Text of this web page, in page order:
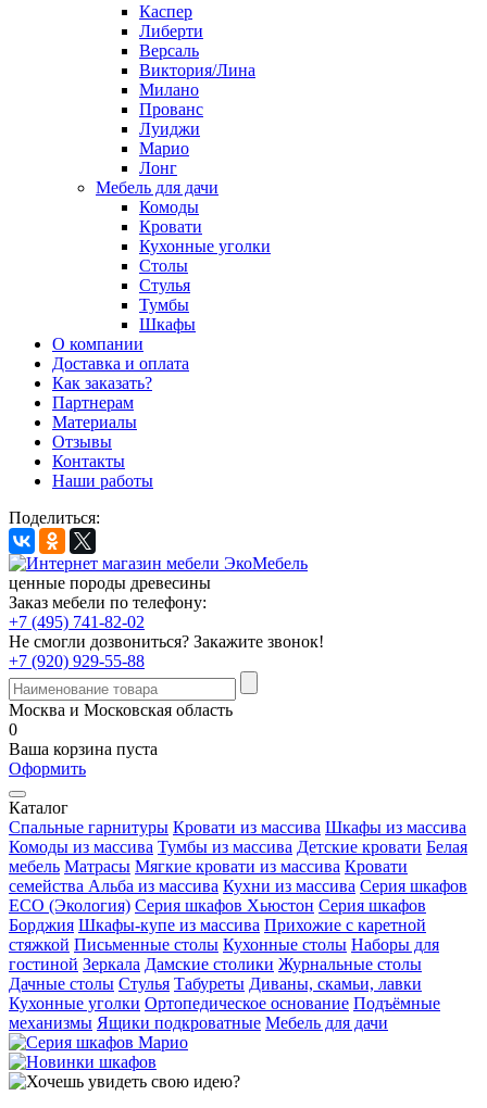
Каспер
Либерти
Версаль
Виктория/Лина
Милано
Прованс
Луиджи
Марио
Лонг
Мебель для дачи
Комоды
Кровати
Кухонные уголки
Столы
Стулья
Тумбы
Шкафы
О компании
Доставка и оплата
Как заказать?
Партнерам
Материалы
Отзывы
Контакты
Наши работы
Поделиться:
ценные породы древесины
Заказ мебели по телефону:
+7 (495) 741-82-02
Не смогли дозвониться? Закажите звонок!
+7 (920) 929-55-88
Москва и Московская область
0
Ваша корзина пуста
Оформить
Каталог
Спальные гарнитуры Кровати из массива Шкафы из массива
Комоды из массива Тумбы из массива Детские кровати Белая
мебель Матрасы Мягкие кровати из массива Кровати
семейства Альба из массива Кухни из массива Серия шкафов
ECO (Экология) Серия шкафов Хьюстон Серия шкафов
Борджия Шкафы-купе из массива Прихожие с каретной
стяжкой Письменные столы Кухонные столы Наборы для
гостиной Зеркала Дамские столики Журнальные столы
Дачные столы Стулья Табуреты Диваны, скамьи, лавки
Кухонные уголки Ортопедическое основание Подъёмные
механизмы Ящики подкроватные Мебель для дачи